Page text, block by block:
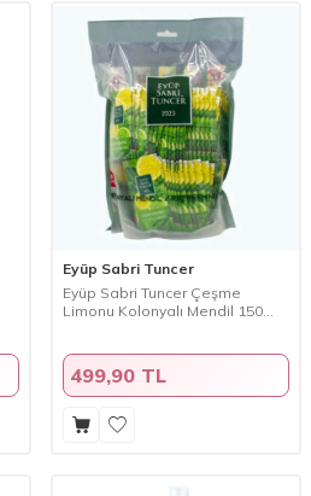
Eyüp Sabri Tuncer
Eyüp Sabri Tuncer Çeşme
Limonu Kolonyalı Mendil 150
499,90 TL